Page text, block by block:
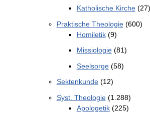
Katholische Kirche(27)
Praktische Theologie(600)
Homiletik(9)
Missiologie(81)
Seelsorge(58)
Sektenkunde(12)
Syst. Theologie(1.288)
Apologetik(225)